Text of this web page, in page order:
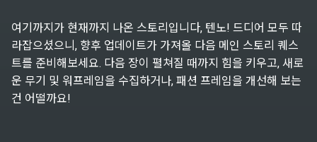
여기까지가 현재까지 나온 스토리입니다, 텐노! 드디어 모두 따
라잡으셨으니, 향후 업데이트가 가져올 다음 메인 스토리 퀘스
트를 준비해보세요. 다음 장이 펼쳐질 때까지 힘을 키우고, 새로
운 무기 및 워프레임을 수집하거나, 패션 프레임을 개선해 보는
건 어떨까요!